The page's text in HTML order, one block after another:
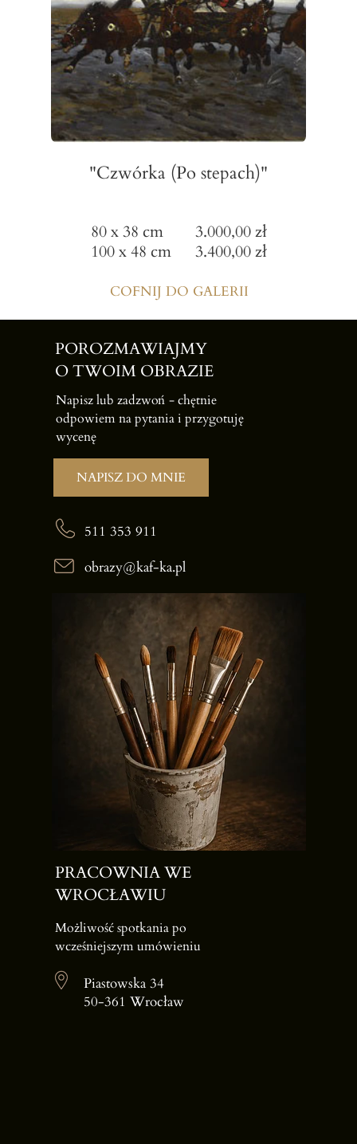
COFNIJ DO GALERII
80 x 38 cm 3.000,00 zł
100 x 48 cm 3.400,00 zł
"Czwórka (Po stepach)"
NAPISZ DO MNIE
Możliwość spotkania po
wcześniejszym umówieniu
Napisz lub zadzwoń -chętnie
odpowiem na pytania i przygotuję
wycenę
PRACOWNIA WE
WROCŁAWIU
POROZMAWIAJMY
O TWOIM OBRAZIE
Piastowska 34
50-361 Wrocław
obrazy@kaf-ka.pl
511 353 911